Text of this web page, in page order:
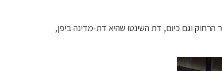
הרחוק וגם כיום, דת השינטו שהיא דת-מדינה ביפן,